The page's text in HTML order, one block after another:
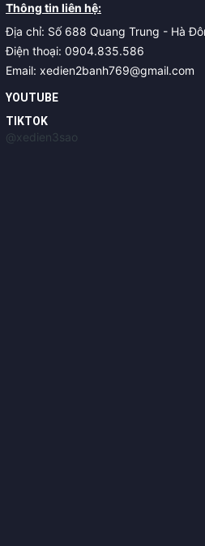
Thông tin liên hệ:
Địa chỉ: Số 688 Quang Trung - Hà
Điện thoại: 0904.835.586
Email: xedien2banh769@gmail.com
YOUTUBE
TIKTOK
@xedien3sao